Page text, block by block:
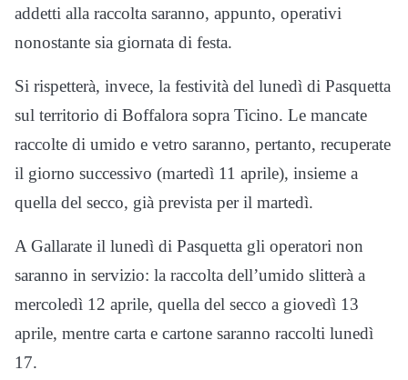
addetti alla raccolta saranno, appunto, operativi
nonostante sia giornata di festa.
Si rispetterà, invece, la festività del lunedì di Pasquetta
sul territorio di Boffalora sopra Ticino. Le mancate
raccolte di umido e vetro saranno, pertanto, recuperate
il giorno successivo (martedì 11 aprile), insieme a
quella del secco, già prevista per il martedì.
A Gallarate il lunedì di Pasquetta gli operatori non
saranno in servizio: la raccolta dell’umido slitterà a
mercoledì 12 aprile, quella del secco a giovedì 13
aprile, mentre carta e cartone saranno raccolti lunedì
17.